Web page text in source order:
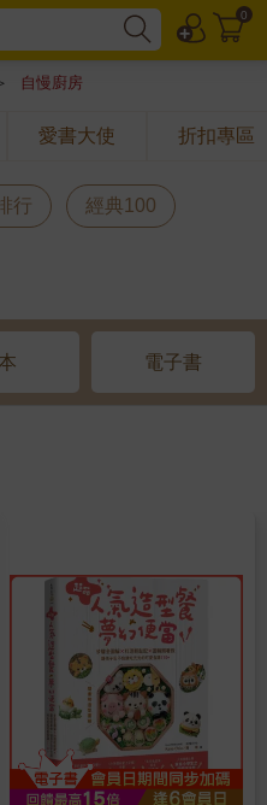
0
自慢廚房
愛書大使 折扣專區
行 經典100
電子書